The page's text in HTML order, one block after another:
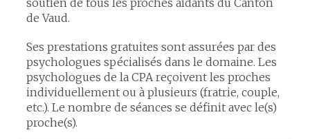
soutien de tous les proches aidants du Canton
de Vaud.
Ses prestations gratuites sont assurées par des
psychologues spécialisés dans le domaine. Les
psychologues de la CPA reçoivent les proches
individuellement ou à plusieurs (fratrie, couple,
etc.). Le nombre de séances se définit avec le(s)
proche(s).